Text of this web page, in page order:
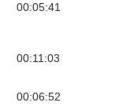
00:05:41
00:11:03
00:06:52